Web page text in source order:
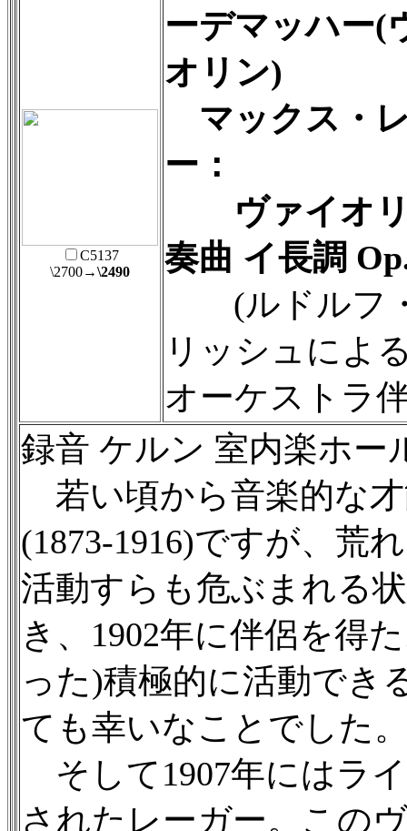
C5137
\2700→\2490
ーデマッハー(
オリン)
マックス・
ー：
ヴァイオリ
奏曲 イ長調
(ルドルフ
リッシュによ
オーケストラ
録音 ケルン 室内楽ホー
若い頃から音楽的な
(1873-1916)ですが、荒
活動すらも危ぶまれる
き、1902年に伴侶を得
った)積極的に活動でき
ても幸いなことでした
そして1907年にはラ
されたレーガー。この